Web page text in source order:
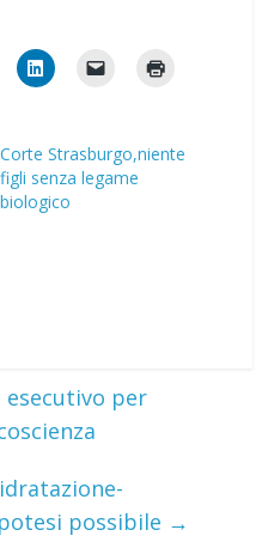
Corte Strasburgo,niente
figli senza legame
biologico
per
possibile →